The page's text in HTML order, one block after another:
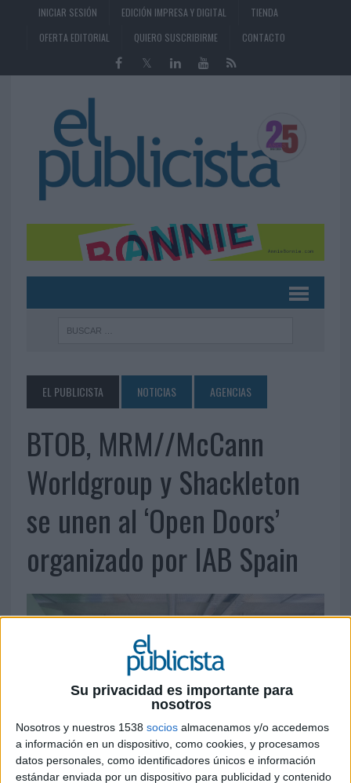
Su privacidad es importante para
nosotros
Nosotros y nuestros 1538 socios almacenamos y/o accedemos
a información en un dispositivo, como cookies, y procesamos
datos personales, como identificadores únicos e información
estándar enviada por un dispositivo para publicidad y contenido
INICIAR SESIÓN EDICIÓN IMPRESA Y DIGITAL
TIENDA
OFERTA EDITORIAL
QUIERO SUSCRIBIRME CONTACTO
EL PUBLICISTA NOTICIAS AGENCIAS
BTOB, MRM//McCann
Worldgroup y Shackleton
se unen al ‘Open Doors’
organizado por IAB Spain
2 DE NOVIEMBRE DE 2016
Enmarcado en la X Edición del